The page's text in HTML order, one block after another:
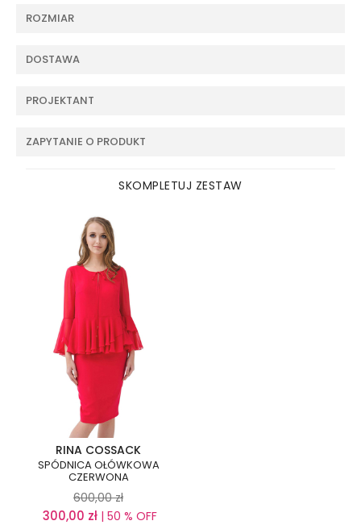
ROZMIAR
DOSTAWA
PROJEKTANT
ZAPYTANIE O PRODUKT
SKOMPLETUJ ZESTAW
RINA COSSACK
SPÓDNICA OŁÓWKOWA
CZERWONA
600,00 zł
300,00 zł| 50 % OFF